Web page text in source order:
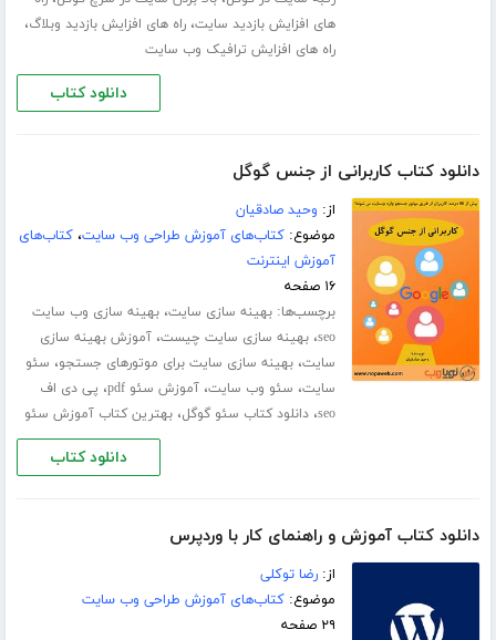
های افزایش بازدید سایت،راه های افزایش بازدید وبلاگ،
راه های افزایش ترافیک وب سایت
دانلود کتاب
دانلود کتاب کاربرانی از جنس گوگل
از: وحید صادقیان
موضوع:کتاب‌های آموزش طراحی وب سایت،کتاب‌های
آموزش اینترنت
۱۶ صفحه
برچسب‌ها:بهینه سازی سایت،بهینه سازی وب سایت
seo،بهینه سازی سایت چیست،آموزش بهینه سازی
سایت،بهینه سازی سایت برای موتورهای جستجو، سئو
سایت، سئو وب سایت،آموزش سئو pdf ، پی دی اف
seo،دانلود کتاب سئو گوگل،بهترین کتاب آموزش سئو
دانلود کتاب
دانلود کتاب آموزش و راهنمای کار با وردپرس
از:رضا توکلی
موضوع:کتاب‌های آموزش طراحی وب سایت
۲۹ صفحه